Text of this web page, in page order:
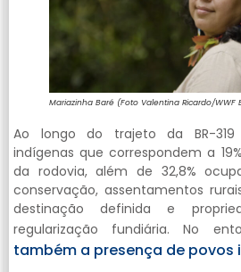
Mariazinha Baré (Foto Valentina Ricardo/WWF
Ao longo do trajeto da BR-319
indígenas que correspondem a
da rodovia, além de 32,8%
conservação, assentamentos
destinação definida e
regularização fundiária. No
também a presença de povos